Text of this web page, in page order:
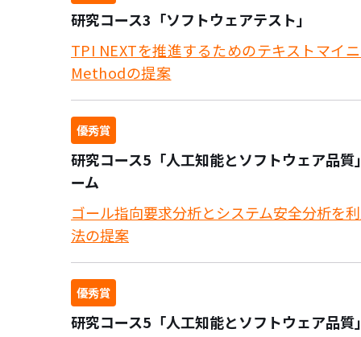
研究コース3「ソフトウェアテスト」
TPI NEXTを推進するためのテキストマイ
Methodの提案
優秀賞
研究コース5「人工知能とソフトウェア品
ーム
ゴール指向要求分析とシステム安全分析を
法の提案
優秀賞
研究コース5「人工知能とソフトウェア品質